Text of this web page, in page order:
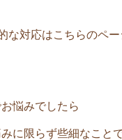
な対応はこちらのペ
悩みでしたら
に限らず些細なこと